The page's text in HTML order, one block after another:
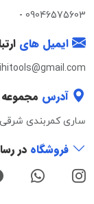
09046575603
-
ایمیل های
آدرس مجموعه
ساری کمربندی
فروشگاه در